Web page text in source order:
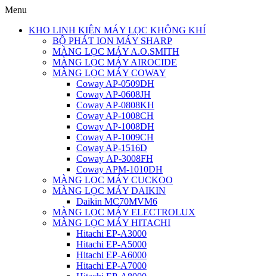
Menu
KHO LINH KIỆN MÁY LỌC KHÔNG KHÍ
BỘ PHÁT ION MÁY SHARP
MÀNG LỌC MÁY A.O.SMITH
MÀNG LỌC MÁY AIROCIDE
MÀNG LỌC MÁY COWAY
Coway AP-0509DH
Coway AP-0608JH
Coway AP-0808KH
Coway AP-1008CH
Coway AP-1008DH
Coway AP-1009CH
Coway AP-1516D
Coway AP-3008FH
Coway APM-1010DH
MÀNG LỌC MÁY CUCKOO
MÀNG LỌC MÁY DAIKIN
Daikin MC70MVM6
MÀNG LỌC MÁY ELECTROLUX
MÀNG LỌC MÁY HITACHI
Hitachi EP-A3000
Hitachi EP-A5000
Hitachi EP-A6000
Hitachi EP-A7000